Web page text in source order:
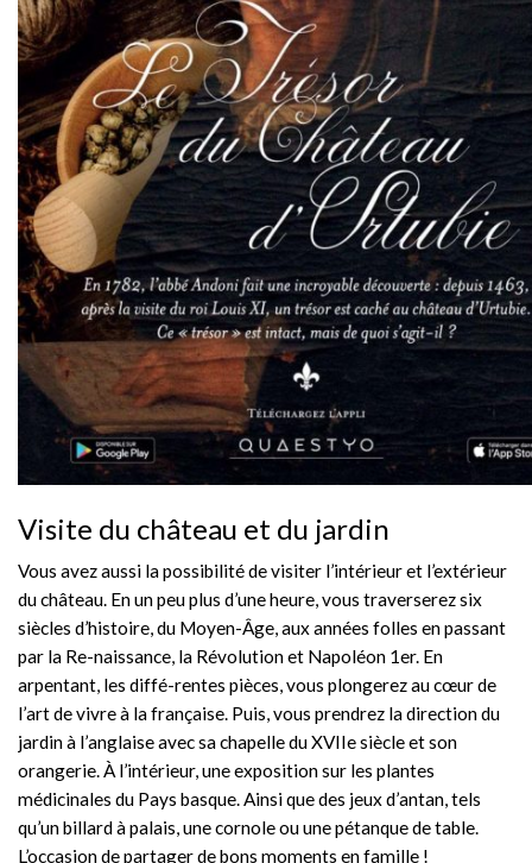
Visite du château et du jardin
Vous avez aussi la possibilité de visiter l’intérieur et l’extérieur
du château. En un peu plus d’une heure, vous traverserez six
siècles d’histoire, du Moyen-Âge, aux années folles en passant
par la Re-naissance, la Révolution et Napoléon 1er. En
arpentant, les diffé-rentes pièces, vous plongerez au cœur de
l’art de vivre à la française. Puis, vous prendrez la direction du
jardin à l’anglaise avec sa chapelle du XVIIe siècle et son
orangerie. À l’intérieur, une exposition sur les plantes
médicinales du Pays basque. Ainsi que des jeux d’antan, tels
qu’un billard à palais, une cornole ou une pétanque de table.
L’occasion de partager de bons moments en famille !